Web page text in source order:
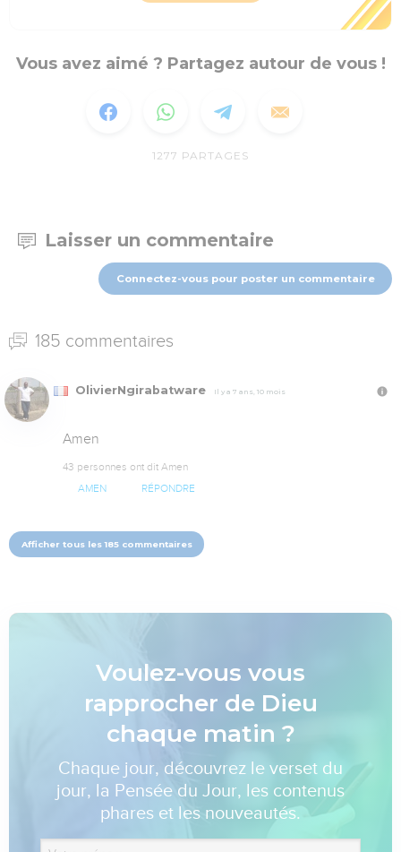
Vous avez aimé ? Partagez autour de vous !
1277 PARTAGES
Laisser un commentaire
Connectez-vous pour poster un commentaire
185 commentaires
OlivierNgirabatware Il y a 7 ans, 10 mois
Amen
43 personnes ont dit Amen
AMEN RÉPONDRE
Afficher tous les 185 commentaires
Voulez-vous vous
rapprocher de Dieu
chaque matin ?
Chaque jour, découvrez le verset du
jour, la Pensée du Jour, les contenus
phares et les nouveautés.